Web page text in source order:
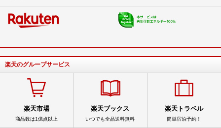
楽天のグループサービス
楽天市場
商品数は1億点以上
楽天ブックス
いつでも全品送料無料
楽天トラベル
簡単宿泊予約！